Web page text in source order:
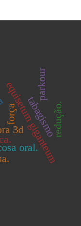
3d
equisetum giganteum
tabagismoredução.
força
oral.
parkour